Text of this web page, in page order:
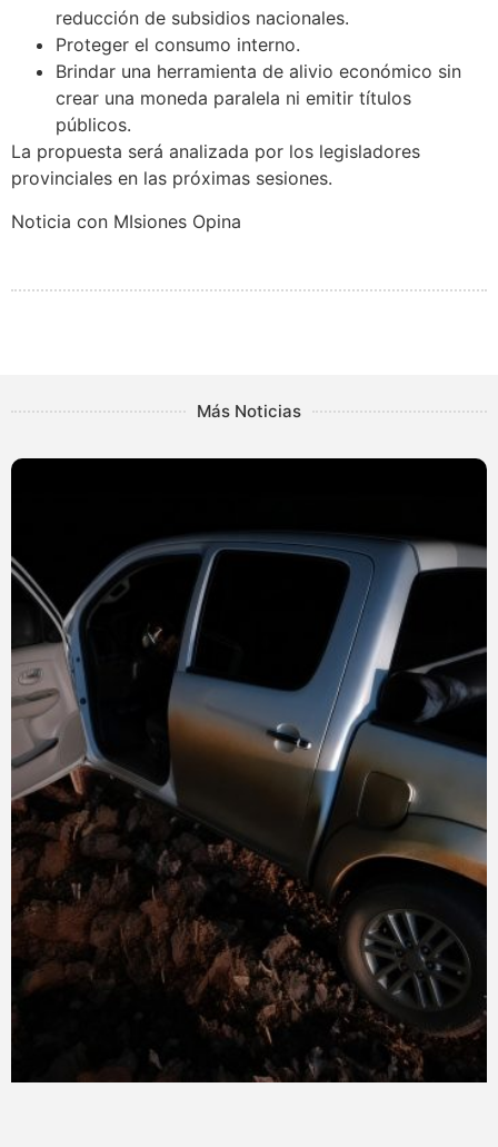
reducción de subsidios nacionales.
Proteger el consumo interno.
Brindar una herramienta de alivio económico sin
crear una moneda paralela ni emitir títulos
públicos.
La propuesta será analizada por los legisladores
provinciales en las próximas sesiones.
Noticia con MIsiones Opina
Más Noticias